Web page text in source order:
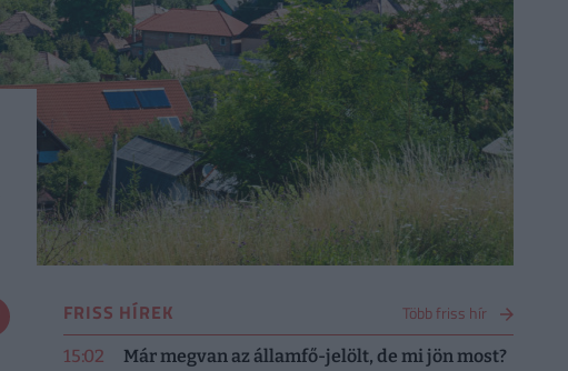
FRISS HÍREK Több friss hír
15:02
Már megvan az államfő-jelölt, de mi jön most?